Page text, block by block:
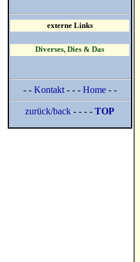
externe Links
Diverses, Dies & Das
- - Kontakt- - - Home- -
zurück/back - - - -TOP